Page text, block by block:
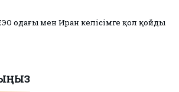
одағы мен Иран келісімге қол қойды